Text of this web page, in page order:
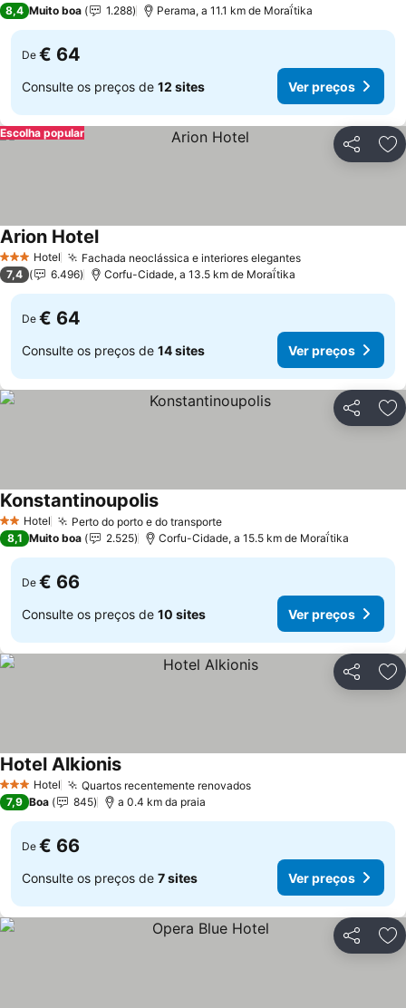
8,4 Muito boa 1.288 Perama, a 11.1 km de Moraḯtika
De € 64
Consulte os preços de 12 sites Ver preços
Partilhar
Escolha popular
3 EstrelasHotel Fachada neoclássica e interiores elegantesVer preços
Arion HotelVer preços
7,4 6.496 Corfu-Cidade, a 13.5 km de Moraḯtika
De € 64
Consulte os preços de 14 sites Ver preços
Partilhar
2 Estrelas
Hotel Perto do porto e do transporteVer preços
KonstantinoupolisVer preços
8,1 Muito boa 2.525 Corfu-Cidade, a 15.5 km de Moraḯtika
De € 66
Consulte os preços de 10 sites Ver preços
Partilhar
3 EstrelasHotel Quartos recentemente renovadosVer preços
Hotel AlkionisVer preços
7,9 Boa 845 a 0.4 km da praia
De € 66
Consulte os preços de 7 sites Ver preços
Partilhar